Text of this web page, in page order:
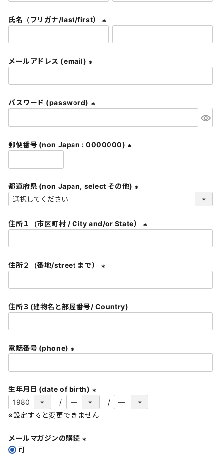
必
)
氏名（フリガナ/last/first）
必
)
メールアドレス (email)
必
)
パスワード (password)
必
須
郵便番号 (non Japan : 0000000)
須
)
都道府県 (non Japan, select その他)
須
住所１（市区町村 / City and/or State）
必
)
住所２（番地/street まで）
必
)
住所３(建物名と部屋番号/ Country)
電話番号 (phone)
必
須
)
生年月日 (date of birth)
(
必
※設定すると変更できません
メールマガジンの購読
可